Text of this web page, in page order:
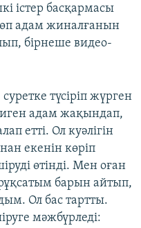
істер басқармасы
адам жиналғанын
бірнеше видео-
түсіріп жүрген
адам жақындап,
етті. Ол куәлігін
екенін көріп
өтінді. Мен оған
барын айтып,
Ол бас тартты.
мәжбүрледі: